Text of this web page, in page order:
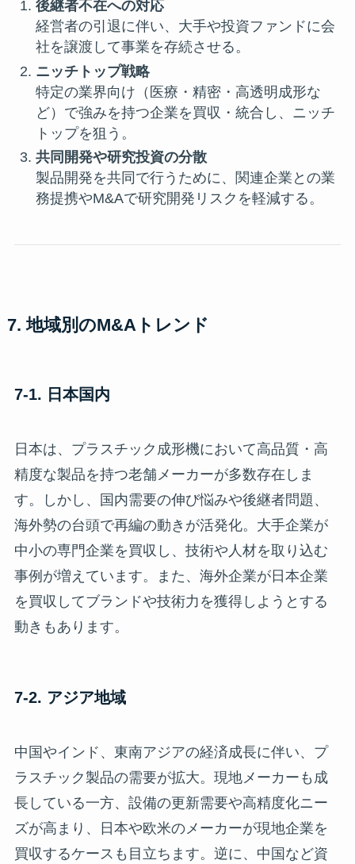
後継者不在への対応
経営者の引退に伴い、大手や投資ファンドに会
社を譲渡して事業を存続させる。
ニッチトップ戦略
特定の業界向け（医療・精密・高透明成形な
ど）で強みを持つ企業を買収・統合し、ニッチ
トップを狙う。
共同開発や研究投資の分散
製品開発を共同で行うために、関連企業との業
務提携やM&Aで研究開発リスクを軽減する。
7. 地域別のM&Aトレンド
7-1. 日本国内
日本は、プラスチック成形機において高品質・高
精度な製品を持つ老舗メーカーが多数存在しま
す。しかし、国内需要の伸び悩みや後継者問題、
海外勢の台頭で再編の動きが活発化。大手企業が
中小の専門企業を買収し、技術や人材を取り込む
事例が増えています。また、海外企業が日本企業
を買収してブランドや技術力を獲得しようとする
動きもあります。
7-2. アジア地域
中国やインド、東南アジアの経済成長に伴い、プ
ラスチック製品の需要が拡大。現地メーカーも成
長している一方、設備の更新需要や高精度化ニー
ズが高まり、日本や欧米のメーカーが現地企業を
買収するケースも目立ちます。逆に、中国など資